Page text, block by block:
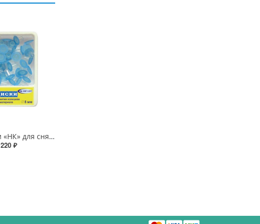
1.611 Диски «НК» для снятия излишков материала 8 мм (пластиковая втулка)
220 ₽